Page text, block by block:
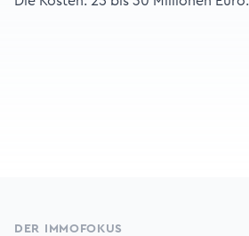
DER IMMOFOKUS